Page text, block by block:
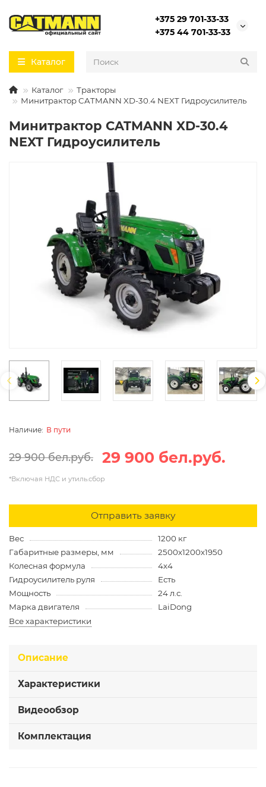
+375 29 701-33-33
+375 44 701-33-33
Каталог
Каталог
Тракторы
Минитрактор CATMANN XD-30.4 NEXT Гидроусилитель
Минитрактор CATMANN XD-30.4
NEXT Гидроусилитель
В пути
29 900 бел.руб. 29 900 бел.руб.
*Включая НДС и утиль.сбор
Отправить заявку
Вес
1200 кг
Габаритные размеры, мм
2500х1200х1950
Колесная формула
4х4
Гидроусилитель руля
Есть
Мощность
24 л.с.
Марка двигателя
LaiDong
Все характеристики
Описание
Характеристики
Видеообзор
Комплектация